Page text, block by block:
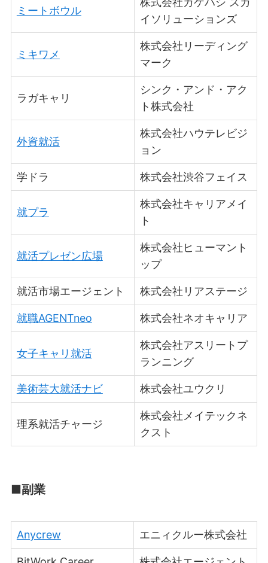
ミートボウル
イソリューションズ
ミキワメ
株式会社リーディング
マーク
ラガキャリ
シンク・アンド・アク
ト株式会社
外資就活
株式会社ハウテレビジ
ョン
学ドラ 株式会社渋谷フェイス
就プラ
株式会社キャリアメイ
ト
就活プレゼン広場
株式会社ヒューマント
ップ
就活市場エージェント 株式会社リアステージ
就職AGENTneo 株式会社ネオキャリア
女子キャリ就活
株式会社アスリートプ
ランニング
美術芸大就活ナビ 株式会社ユウクリ
理系就活チャージ
株式会社メイテックネ
クスト
■副業
Anycrew エニィクルー株式会社